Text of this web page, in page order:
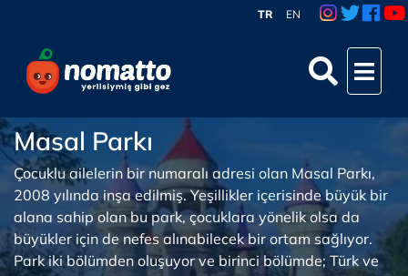
TR EN
Masal Parkı
Çocuklu ailelerin bir numaralı adresi olan Masal Parkı,
2008 yılında inşa edilmiş. Yeşillikler içerisinde büyük bir
alana sahip olan bu park, çocuklara yönelik olsa da
büyükler için de nefes alınabilecek bir ortam sağlıyor.
Park iki bölümden oluşuyor ve birinci bölümde; Türk ve